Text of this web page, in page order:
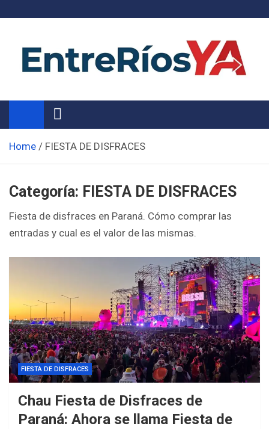
Noticias de Entre Ríos
Información de toda la provincia ahora
Home FIESTA DE DISFRACES
Categoría: FIESTA DE DISFRACES
Fiesta de disfraces en Paraná. Cómo comprar las
entradas y cual es el valor de las mismas.
FIESTA DE DISFRACES
Chau Fiesta de Disfraces de
Paraná: Ahora se llama Fiesta de